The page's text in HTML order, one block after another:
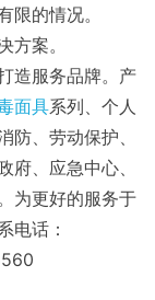
限的情况。
方案。
造服务品牌。产
面具系列、个人
防、劳动保护、
府、应急中心、
为更好的服务于
电话：